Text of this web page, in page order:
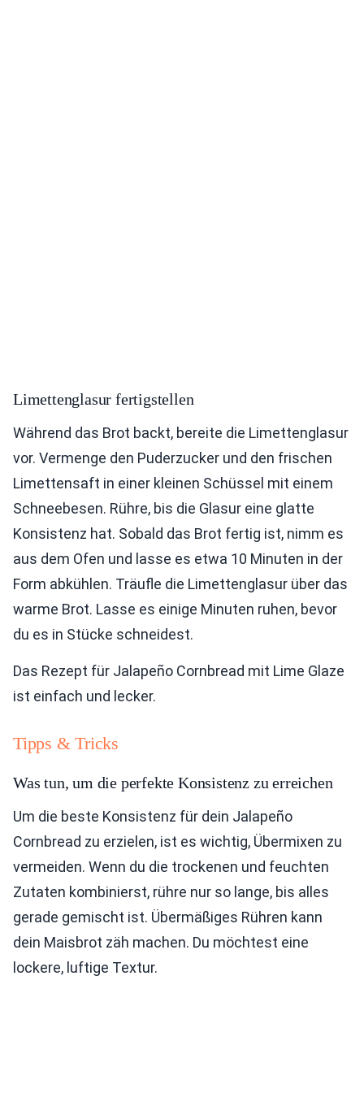
Limettenglasur fertigstellen
Während das Brot backt, bereite die Limettenglasur
vor. Vermenge den Puderzucker und den frischen
Limettensaft in einer kleinen Schüssel mit einem
Schneebesen. Rühre, bis die Glasur eine glatte
Konsistenz hat. Sobald das Brot fertig ist, nimm es
aus dem Ofen und lasse es etwa 10 Minuten in der
Form abkühlen. Träufle die Limettenglasur über das
warme Brot. Lasse es einige Minuten ruhen, bevor
du es in Stücke schneidest.
Das Rezept für Jalapeño Cornbread mit Lime Glaze
ist einfach und lecker.
Tipps & Tricks
Was tun, um die perfekte Konsistenz zu erreichen
Um die beste Konsistenz für dein Jalapeño
Cornbread zu erzielen, ist es wichtig, Übermixen zu
vermeiden. Wenn du die trockenen und feuchten
Zutaten kombinierst, rühre nur so lange, bis alles
gerade gemischt ist. Übermäßiges Rühren kann
dein Maisbrot zäh machen. Du möchtest eine
lockere, luftige Textur.